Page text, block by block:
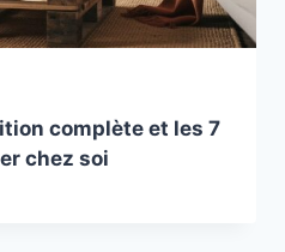
complète et les 7
chez soi